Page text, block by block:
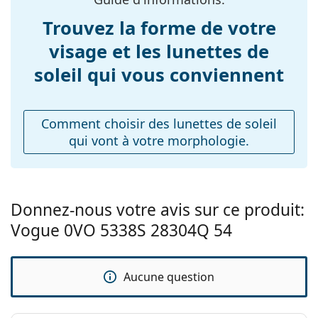
peuvent être livrés avec un sac en tissu au lieu d'un
chiffon.
Explorez la gamme complète delunettes de soleil
découvrir d'autres modèles de marques populaires.
Largeur du pont:
19 mm
Accessoires
Étui:
Oui
Tissu de
Oui
Autres
Sexe:
Pour femmes
Catégorie:
Lunettes de soleil
Vogue
Trouvez la forme de votre
visage et les lunettes de
soleil qui vous conviennent
Comment choisir des lunettes de soleil
qui vont à votre morphologie.
Donnez-nous votre avis sur ce produit:
Vogue 0VO 5338S 28304Q 54
Aucune question